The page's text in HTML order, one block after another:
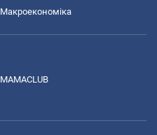
Макроекономіка
MAMACLUB